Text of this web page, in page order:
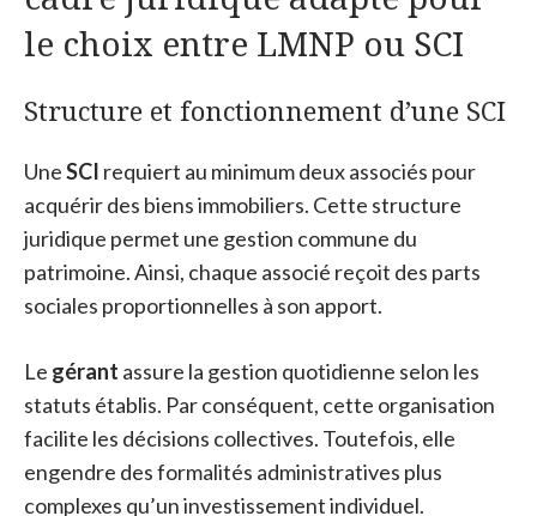
le choix entre LMNP ou SCI
Structure et fonctionnement d’une SCI
UneSCI requiert au minimum deux associés pour
acquérir des biens immobiliers. Cette structure
juridique permet une gestion commune du
patrimoine. Ainsi, chaque associé reçoit des parts
sociales proportionnelles à son apport.
Le gérant assure la gestion quotidienne selon les
statuts établis. Par conséquent, cette organisation
facilite les décisions collectives. Toutefois, elle
engendre des formalités administratives plus
complexes qu’un investissement individuel.